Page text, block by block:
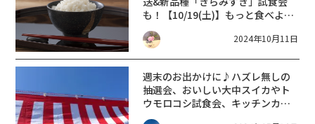
も！【10/19(土)】もっと食べよう
近江米PRイベント
2024年10月11日
週末のお出かけに♪ハズレ無しの
抽選会、おいしい大中スイカやト
ウモロコシ試食会、キッチンカー
も来るよ。【びわこだいなか愛菜